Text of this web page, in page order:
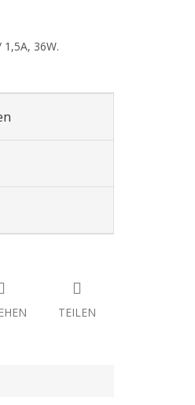
36W.
TEILEN